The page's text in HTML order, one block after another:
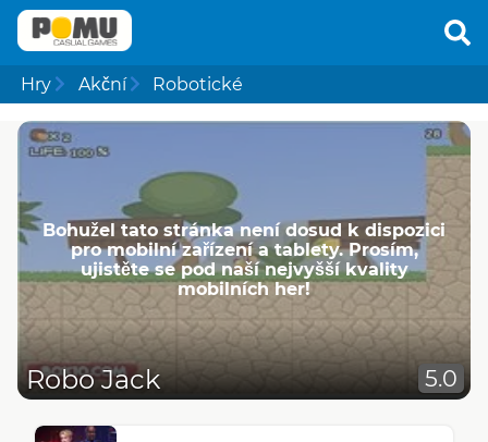
Hry Akční Robotické
Bohužel tato stránka není dosud k dispozici
pro mobilní zařízení a tablety. Prosím,
ujistěte se pod naší nejvyšší kvality
mobilních her!
Robo Jack 5.0